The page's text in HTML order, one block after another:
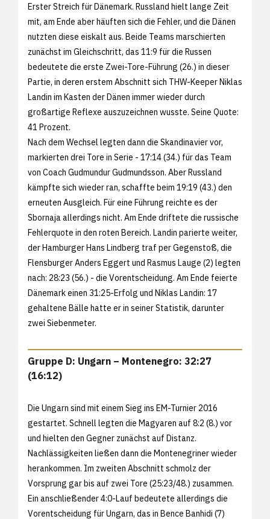
Erster Streich für Dänemark. Russland hielt lange Zeit
mit, am Ende aber häuften sich die Fehler, und die Dänen
nutzten diese eiskalt aus. Beide Teams marschierten
zunächst im Gleichschritt, das 11:9 für die Russen
bedeutete die erste Zwei-Tore-Führung (26.) in dieser
Partie, in deren erstem Abschnitt sich THW-Keeper Niklas
Landin im Kasten der Dänen immer wieder durch
großartige Reflexe auszuzeichnen wusste. Seine Quote:
41 Prozent.
Nach dem Wechsel legten dann die Skandinavier vor,
markierten drei Tore in Serie - 17:14 (34.) für das Team
von Coach Gudmundur Gudmundsson. Aber Russland
kämpfte sich wieder ran, schaffte beim 19:19 (43.) den
erneuten Ausgleich. Für eine Führung reichte es der
Sbornaja allerdings nicht. Am Ende driftete die russische
Fehlerquote in den roten Bereich. Landin parierte weiter,
der Hamburger Hans Lindberg traf per Gegenstoß, die
Flensburger Anders Eggert und Rasmus Lauge (2) legten
nach: 28:23 (56.) - die Vorentscheidung. Am Ende feierte
Dänemark einen 31:25-Erfolg und Niklas Landin: 17
gehaltene Bälle hatte er in seiner Statistik, darunter
zwei Siebenmeter.
Gruppe D: Ungarn – Montenegro: 32:27
(16:12)
Die Ungarn sind mit einem Sieg ins EM-Turnier 2016
gestartet. Schnell legten die Magyaren auf 8:2 (8.) vor
und hielten den Gegner zunächst auf Distanz.
Nachlässigkeiten ließen dann die Montenegriner wieder
herankommen. Im zweiten Abschnitt schmolz der
Vorsprung gar bis auf zwei Tore (25:23/48.) zusammen.
Ein anschließender 4:0-Lauf bedeutete allerdings die
Vorentscheidung für Ungarn, das in Bence Banhidi (7)